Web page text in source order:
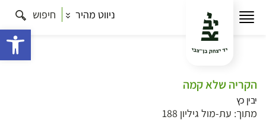
ניווט מהיר חיפוש
הקריה שלא קמה
יבין כץ
מתוך: עת-מול גיליון 188